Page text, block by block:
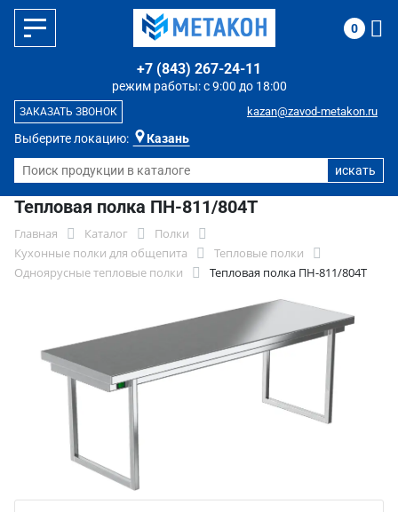
Выберите локацию: Казань
режим работы: с 9:00 до 18:00
+7 (843) 267-24-11
kazan@zavod-metakon.ru
ЗАКАЗАТЬ ЗВОНОК
0
Тепловая полка ПН-811/804Т
Главная Каталог
Полки
Кухонные полки для общепита
Тепловые полки
Одноярусные тепловые полки
Тепловая полка ПН-811/804Т